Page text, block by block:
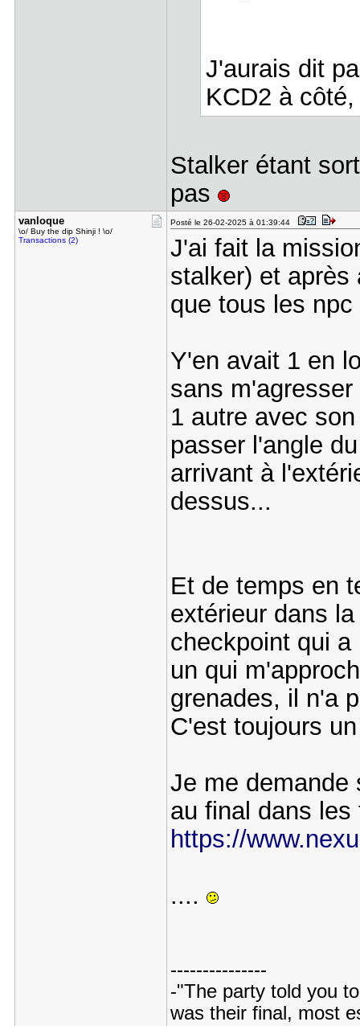
J'aurais dit
KCD2 à
Stalker étant
pas
vanloque
\o/ Buy the dip Shinji ! \o/
Transactions (2)
Posté le 26-02-2025 à 01:39:44
J'ai fait la
stalker) et après
que tous les
Y'en avait 1 en
sans
1 autre avec
passer l'angle
arrivant à
dessus...
Et de temps en
extérieur dans
checkpoint qui
un qui
grenades, il n'a
C'est toujours
Je me demande
au final dans
https://
....
---------------
-"The party told you
was their final, most